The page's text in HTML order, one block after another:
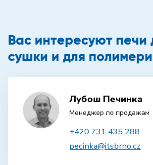
Вас интересуют печи
сушки и для
Лубош Печинка
Менеджер по продажам
+420 731 435 288
pecinka@itsbrno.cz